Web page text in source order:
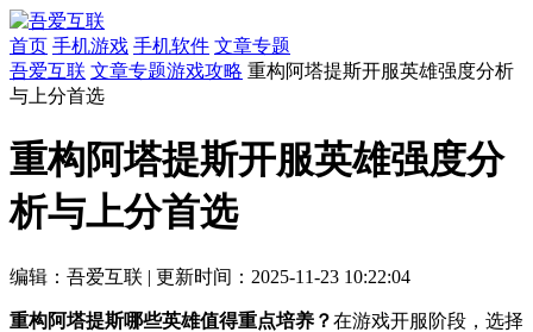
首页 手机游戏 手机软件 文章专题
吾爱互联 文章专题游戏攻略 重构阿塔提斯开服英雄强度分析
与上分首选
重构阿塔提斯开服英雄强度分
析与上分首选
编辑：吾爱互联 | 更新时间：2025-11-23 10:22:04
重构阿塔提斯哪些英雄值得重点培养？在游戏开服阶段，选择